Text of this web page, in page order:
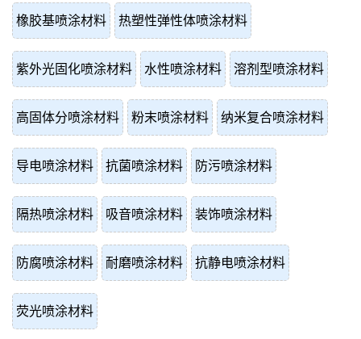
橡胶基喷涂材料 热塑性弹性体喷涂材料
紫外光固化喷涂材料 水性喷涂材料 溶剂型喷涂材料
高固体分喷涂材料 粉末喷涂材料 纳米复合喷涂材料
导电喷涂材料 抗菌喷涂材料 防污喷涂材料
隔热喷涂材料 吸音喷涂材料 装饰喷涂材料
防腐喷涂材料 耐磨喷涂材料 抗静电喷涂材料
荧光喷涂材料